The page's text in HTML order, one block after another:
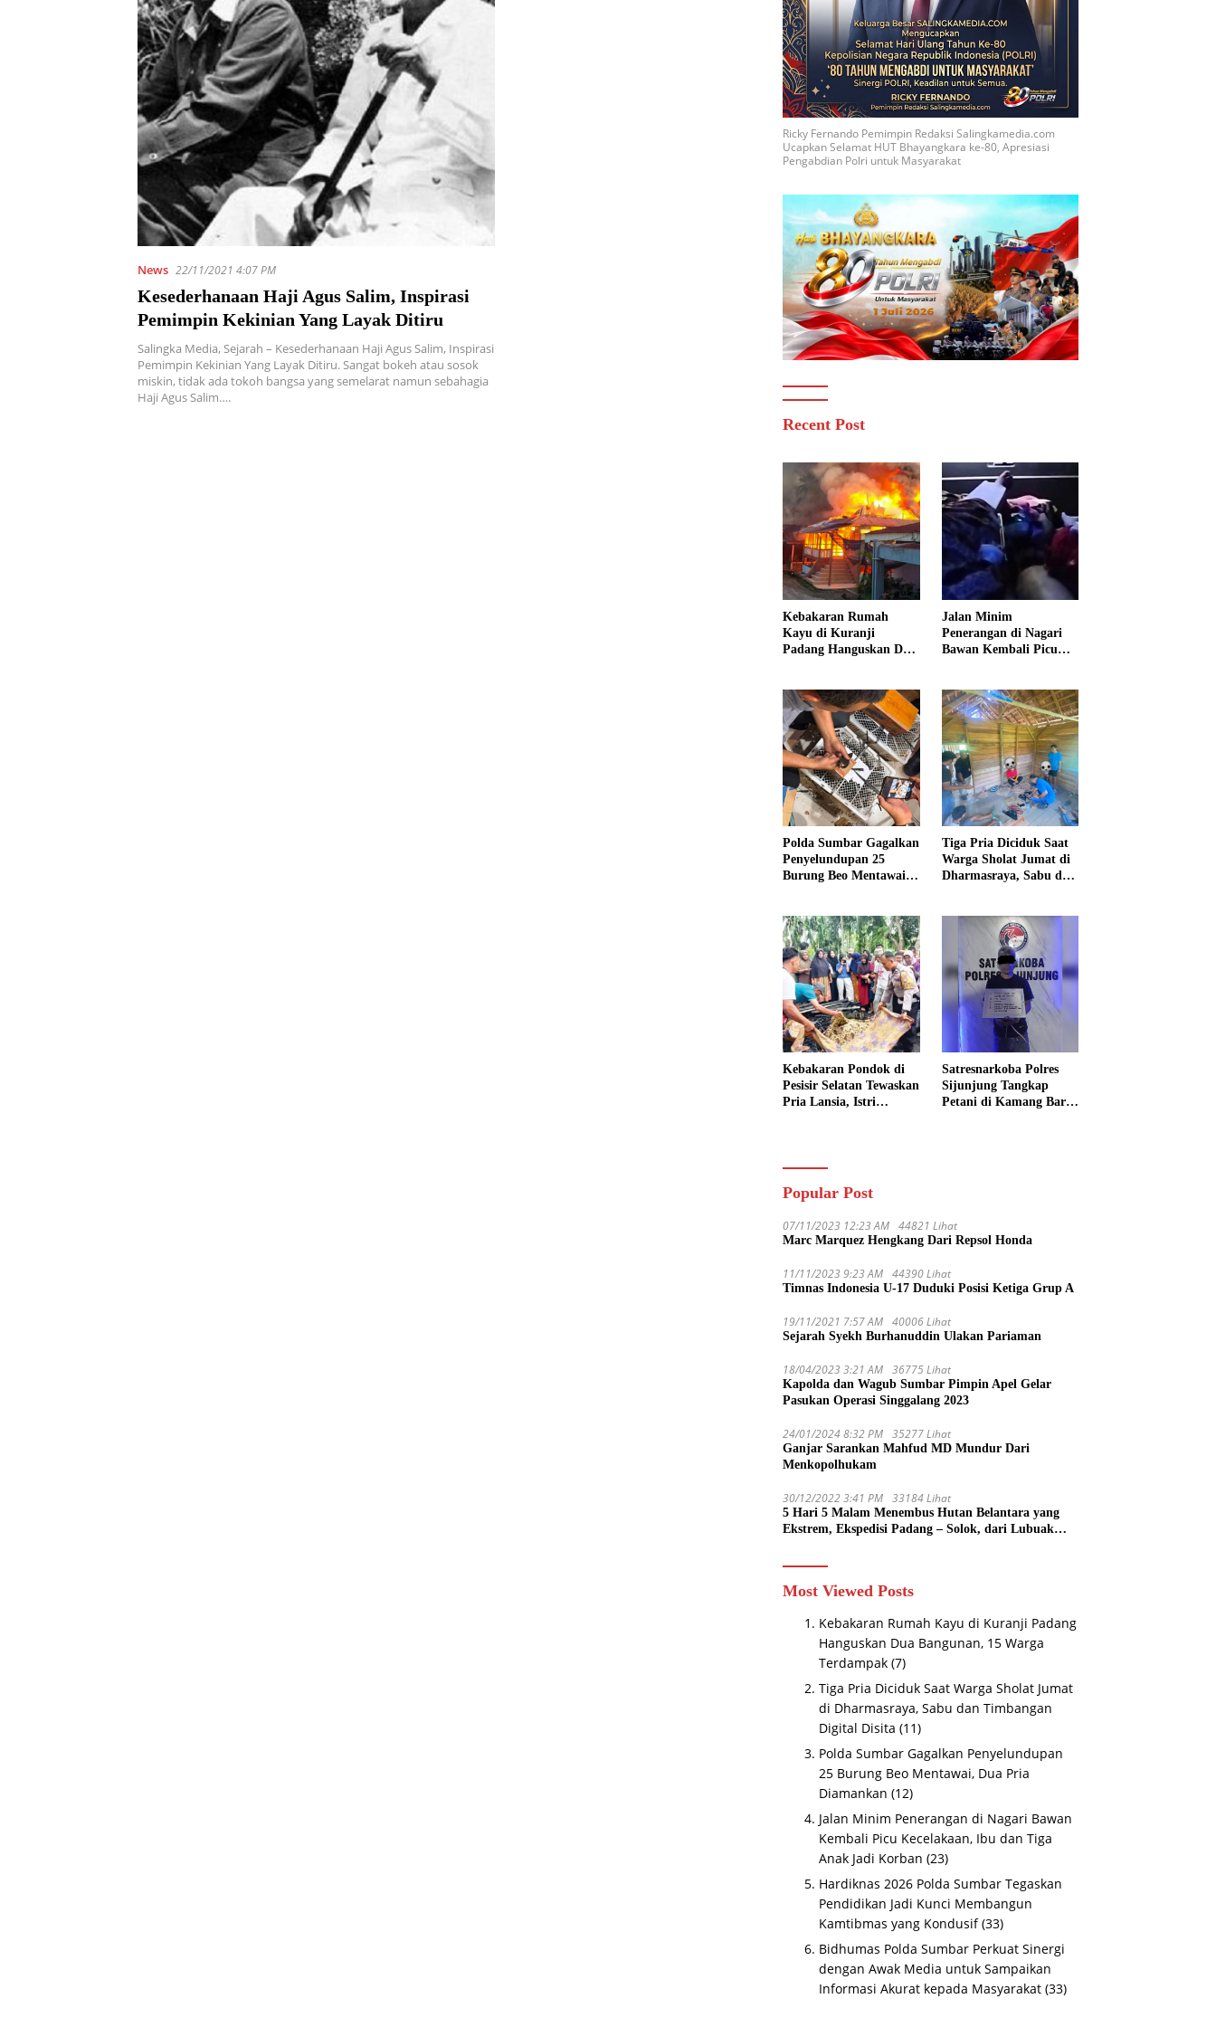
News 22/11/2021 4:07 PM
Kesederhanaan Haji Agus Salim, Inspirasi
Pemimpin Kekinian Yang Layak Ditiru
Salingka Media, Sejarah – Kesederhanaan Haji Agus Salim, Inspirasi
Pemimpin Kekinian Yang Layak Ditiru. Sangat bokeh atau sosok
miskin, tidak ada tokoh bangsa yang semelarat namun sebahagia
Haji Agus Salim….
Ricky Fernando Pemimpin Redaksi Salingkamedia.com
Ucapkan Selamat HUT Bhayangkara ke-80, Apresiasi
Pengabdian Polri untuk Masyarakat
Recent Post
Kebakaran Rumah
Kayu di Kuranji
Padang Hanguskan Dua
Jalan Minim
Penerangan di Nagari
Bawan Kembali Picu
Polda Sumbar Gagalkan
Penyelundupan 25
Burung Beo Mentawai,
Tiga Pria Diciduk Saat
Warga Sholat Jumat di
Dharmasraya, Sabu dan
Kebakaran Pondok di
Pesisir Selatan Tewaskan
Pria Lansia, Istri
Satresnarkoba Polres
Sijunjung Tangkap
Petani di Kamang Baru,
Popular Post
07/11/2023 12:23 AM 44821 Lihat
Marc Marquez Hengkang Dari Repsol Honda
11/11/2023 9:23 AM 44390 Lihat
Timnas Indonesia U-17 Duduki Posisi Ketiga Grup A
19/11/2021 7:57 AM 40006 Lihat
Sejarah Syekh Burhanuddin Ulakan Pariaman
18/04/2023 3:21 AM 36775 Lihat
Kapolda dan Wagub Sumbar Pimpin Apel Gelar
Pasukan Operasi Singgalang 2023
24/01/2024 8:32 PM 35277 Lihat
Ganjar Sarankan Mahfud MD Mundur Dari
Menkopolhukam
30/12/2022 3:41 PM 33184 Lihat
5 Hari 5 Malam Menembus Hutan Belantara yang
Ekstrem, Ekspedisi Padang – Solok, dari Lubuak
Most Viewed Posts
Kebakaran Rumah Kayu di Kuranji Padang
Hanguskan Dua Bangunan, 15 Warga
Terdampak (7)
Tiga Pria Diciduk Saat Warga Sholat Jumat
di Dharmasraya, Sabu dan Timbangan
Digital Disita (11)
Polda Sumbar Gagalkan Penyelundupan
25 Burung Beo Mentawai, Dua Pria
Diamankan (12)
Jalan Minim Penerangan di Nagari Bawan
Kembali Picu Kecelakaan, Ibu dan Tiga
Anak Jadi Korban (23)
Hardiknas 2026 Polda Sumbar Tegaskan
Pendidikan Jadi Kunci Membangun
Kamtibmas yang Kondusif (33)
Bidhumas Polda Sumbar Perkuat Sinergi
dengan Awak Media untuk Sampaikan
Informasi Akurat kepada Masyarakat (33)